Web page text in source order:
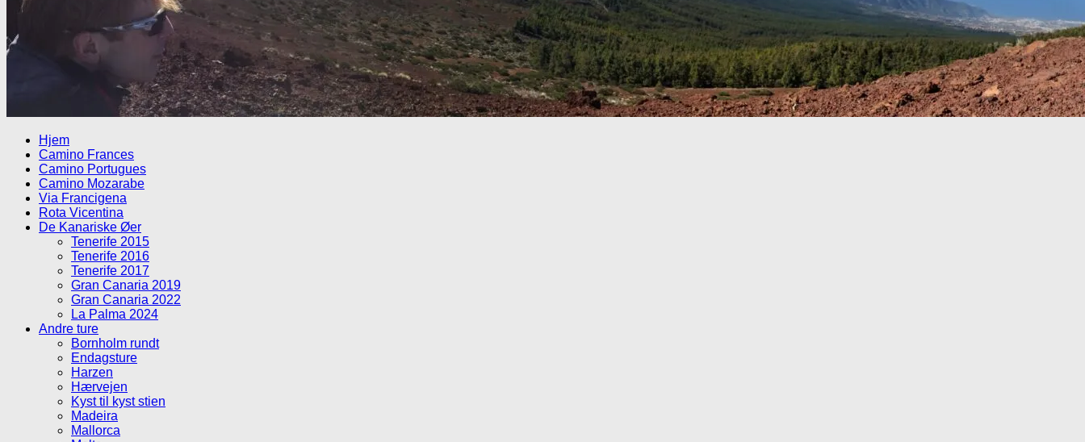
Hjem
Camino Frances
Camino Portugues
Camino Mozarabe
Via Francigena
Rota Vicentina
De Kanariske Øer
Tenerife 2015
Tenerife 2016
Tenerife 2017
Gran Canaria 2019
Gran Canaria 2022
La Palma 2024
Andre ture
Bornholm rundt
Endagsture
Harzen
Hærvejen
Kyst til kyst stien
Madeira
Mallorca